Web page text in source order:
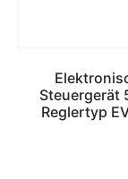
Steuergerät
Reglertyp